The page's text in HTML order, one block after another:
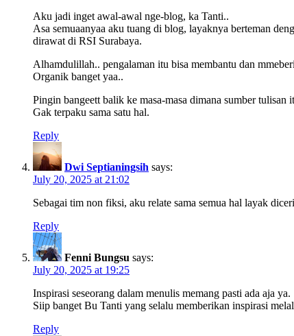
Aku jadi inget awal-awal nge-blog, ka Tanti..
Asa semuaanyaa aku tuang di blog, layaknya berteman
dirawat di RSI Surabaya.
Alhamdulillah.. pengalaman itu bisa membantu dan
Organik banget yaa..
Pingin bangeett balik ke masa-masa dimana sumber tulisan
Gak terpaku sama satu hal.
Reply
Dwi Septianingsih says:
July 20, 2025 at 21:02
Sebagai tim non fiksi, aku relate sama semua hal layak
Reply
Fenni Bungsu says:
July 20, 2025 at 19:25
Inspirasi seseorang dalam menulis memang pasti ada aja ya.
Siip banget Bu Tanti yang selalu memberikan inspirasi
Reply